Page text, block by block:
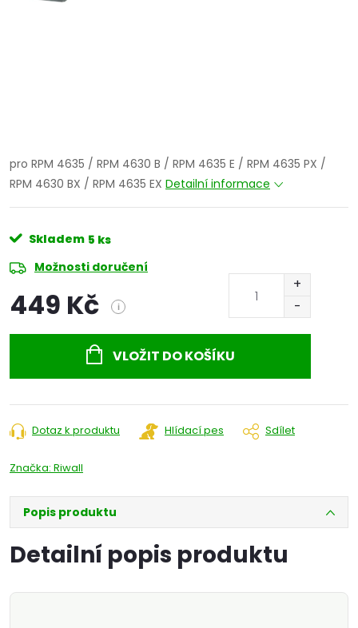
pro RPM 4635 / RPM 4630 B / RPM 4635 E / RPM 4635 PX /
RPM 4630 BX / RPM 4635 EX Detailní informace
Skladem 5 ks
Možnosti doručení
449 Kč i
VLOŽIT DO KOŠÍKU
Dotaz k produktu Hlídací pes Sdílet
Značka: Riwall
Popis produktu
Detailní popis produktu